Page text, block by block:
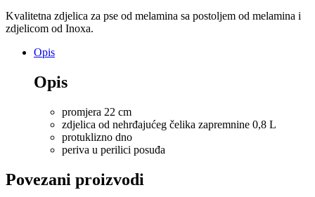
Be
Nordic
Kvalitetna zdjelica za pse od melamina sa postoljem od melamina i
zdjelicom od Inoxa.
Opis
Opis
promjera 22 cm
zdjelica od nehrđajućeg čelika zapremnine 0,8 L
protuklizno dno
periva u perilici posuđa
Povezani proizvodi